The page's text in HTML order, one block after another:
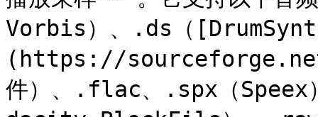
Vorbis）、.ds（
(https://
件）、.flac、.spx（